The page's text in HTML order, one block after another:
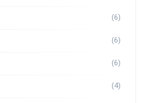
(6)
(6)
(6)
(4)